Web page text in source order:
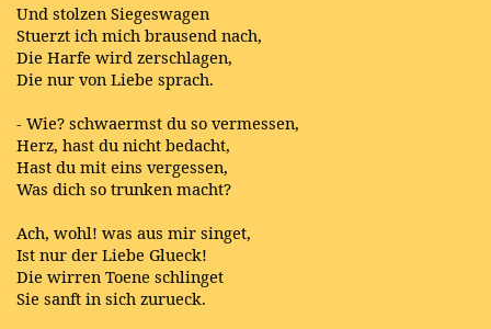
Und stolzen Siegeswagen
Stuerzt ich mich brausend nach,
Die Harfe wird zerschlagen,
Die nur von Liebe sprach.
- Wie? schwaermst du so vermessen,
Herz, hast du nicht bedacht,
Hast du mit eins vergessen,
Was dich so trunken macht?
Ach, wohl! was aus mir singet,
Ist nur der Liebe Glueck!
Die wirren Toene schlinget
Sie sanft in sich zurueck.